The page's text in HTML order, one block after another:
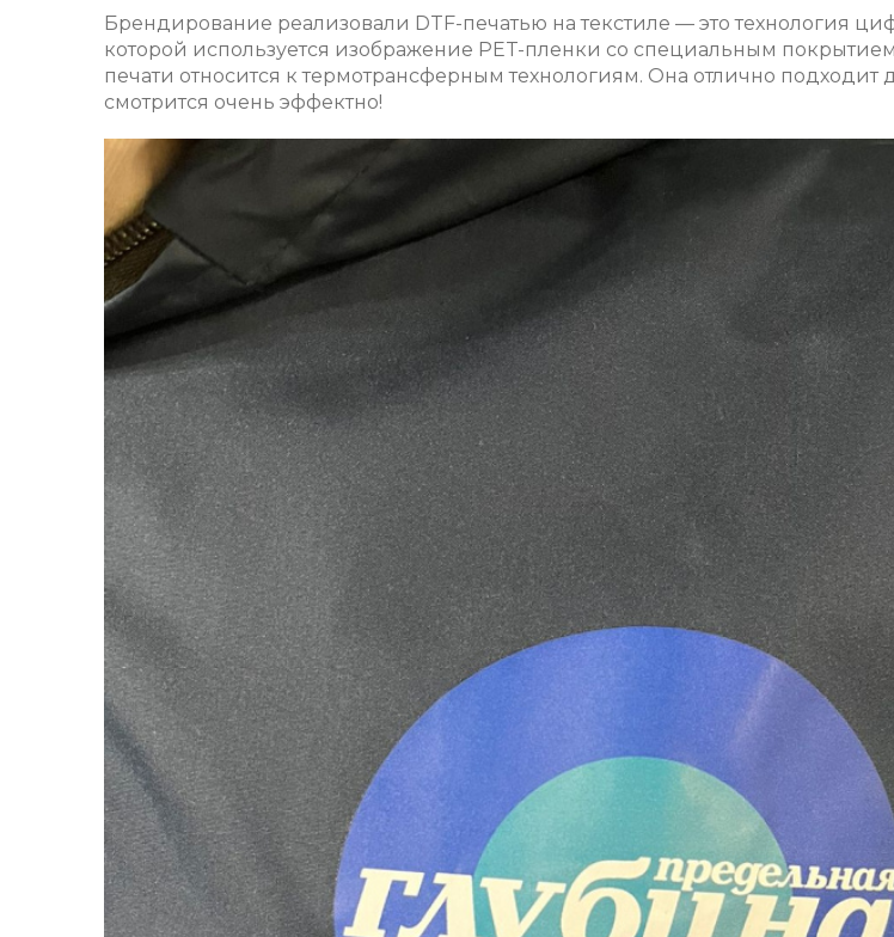
Брендирование реализовали DTF-печатью на текстиле — это технология
которой используется изображение PET-пленки со специальным
печати относится к термотрансферным технологиям. Она отлично подходит
смотрится очень эффектно!